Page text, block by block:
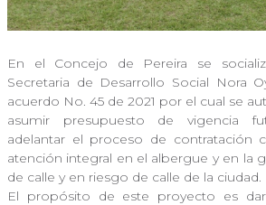
En el Concejo de Pereira se
Secretaria de Desarrollo Social Nora
acuerdo No. 45 de 2021 por el cual se
asumir presupuesto de vigencia
adelantar el proceso de contratación
atención integral en el albergue y en la
de calle y en riesgo de calle de la ciudad.
El propósito de este proyecto es